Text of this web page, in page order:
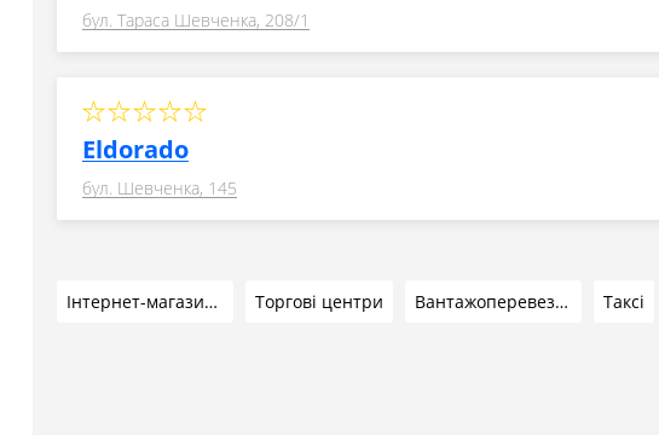
бул. Тараса Шевченка, 208/1
Eldorado
бул. Шевченка, 145
Інтернет-магазини Торгові центри Вантажоперевезення Таксі